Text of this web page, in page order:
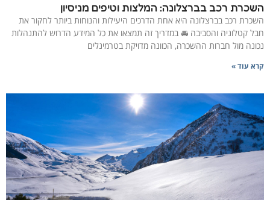
השכרת רכב בברצלונה: המלצות וטיפים מניסיון
השכרת רכב בברצלונה היא אחת הדרכים היעילות והנוחות ביותר לחקור את
חבל קטלוניה והסביבה 🚘 במדריך זה תמצאו את כל המידע הדרוש להתנהלות
נכונה מול חברות ההשכרה, הכוונה מדויקת בטרמינלים
קרא עוד »